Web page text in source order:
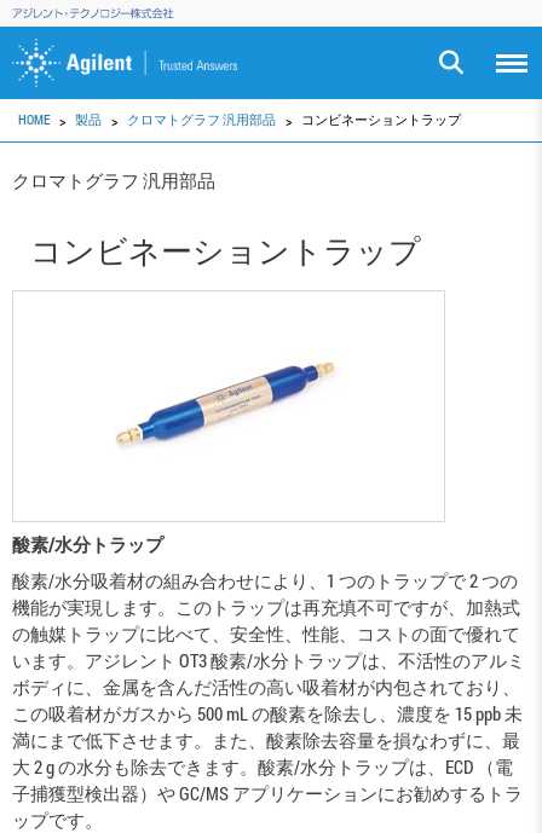
HOME 製品 クロマトグラフ 汎用部品 コンビネーショントラップ
クロマトグラフ 汎用部品
コンビネーショントラップ
酸素/水分トラップ
酸素/水分吸着材の組み合わせにより、1 つのトラップで 2 つの
機能が実現します。このトラップは再充填不可ですが、加熱式
の触媒トラップに比べて、安全性、性能、コストの面で優れて
います。アジレント OT3 酸素/水分トラップは、不活性のアルミ
ボディに、金属を含んだ活性の高い吸着材が内包されており、
この吸着材がガスから 500 mL の酸素を除去し、濃度を 15 ppb 未
満にまで低下させます。また、酸素除去容量を損なわずに、最
大 2 g の水分も除去できます。酸素/水分トラップは、ECD （電
子捕獲型検出器）や GC/MS アプリケーションにお勧めするトラ
ップです。